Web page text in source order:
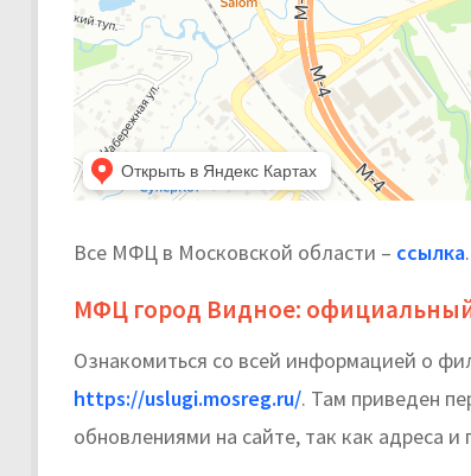
Все МФЦ в Московской области – ссылка.
МФЦ город Видное:
Ознакомиться со всей информацией о
https://uslugi.mosreg.ru/. Там приведен
обновлениями на сайте, так как адреса